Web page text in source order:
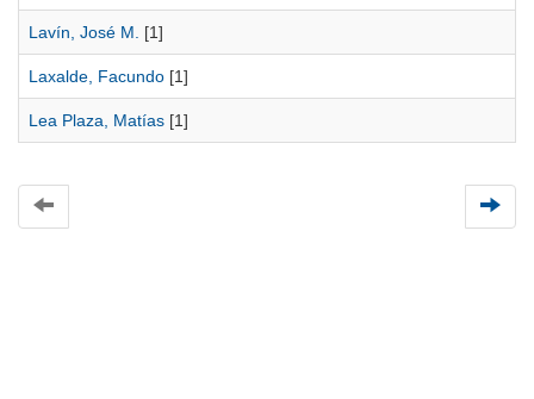
Lavín, José M. [1]
Laxalde, Facundo [1]
Lea Plaza, Matías [1]